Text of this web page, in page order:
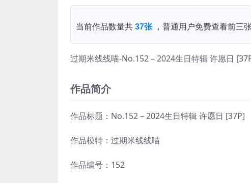
当前作品数量共 37张 ，普通用户免费查看前三
过期米线线喵-No.152 – 2024生日特辑 许愿日
作品简介
作品标题：No.152 – 2024生日特辑 许愿日 [37P]
作品模特：过期米线线喵
作品编号：152